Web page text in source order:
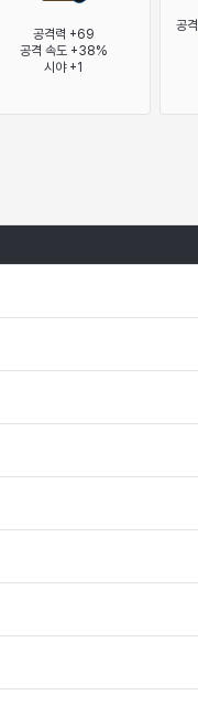
공격력 +69
공격 속도 +38%
시야 +1
공